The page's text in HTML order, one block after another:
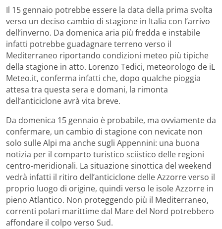
Il 15 gennaio potrebbe essere la data della prima svolta
verso un deciso cambio di stagione in Italia con l’arrivo
dell’inverno. Da domenica aria più fredda e instabile
infatti potrebbe guadagnare terreno verso il
Mediterraneo riportando condizioni meteo più tipiche
della stagione in atto. Lorenzo Tedici, meteorologo de iL
Meteo.it, conferma infatti che, dopo qualche pioggia
attesa tra questa sera e domani, la rimonta
dell’anticiclone avrà vita breve.
Da domenica 15 gennaio è probabile, ma ovviamente da
confermare, un cambio di stagione con nevicate non
solo sulle Alpi ma anche sugli Appennini: una buona
notizia per il comparto turistico sciistico delle regioni
centro-meridionali. La situazione sinottica del weekend
vedrà infatti il ritiro dell’anticiclone delle Azzorre verso il
proprio luogo di origine, quindi verso le isole Azzorre in
pieno Atlantico. Non proteggendo più il Mediterraneo,
correnti polari marittime dal Mare del Nord potrebbero
affondare il colpo verso Sud.